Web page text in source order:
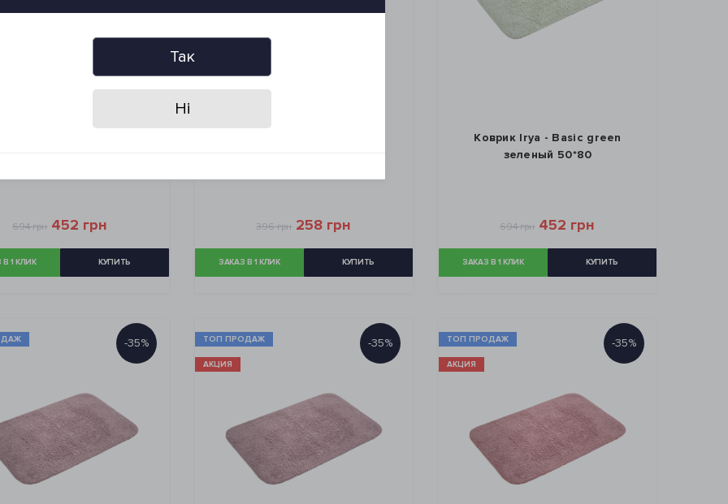
694 грн 452 грн
В 1 КЛИК КУПИТЬ
396 грн 258 грн
ЗАКАЗ В 1 КЛИК КУПИТЬ
Коврик Irya - Basic green
зеленый 50*80
694 грн 452 грн
ЗАКАЗ В 1 КЛИК КУПИТЬ
-35% ТОП ПРОДАЖ
АКЦИЯ
-35% ТОП ПРОДАЖ
АКЦИЯ
-35%
Так
Ні